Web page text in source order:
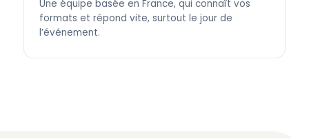
Une équipe basée en France, qui connaît vos
formats et répond vite, surtout le jour de
l’événement.